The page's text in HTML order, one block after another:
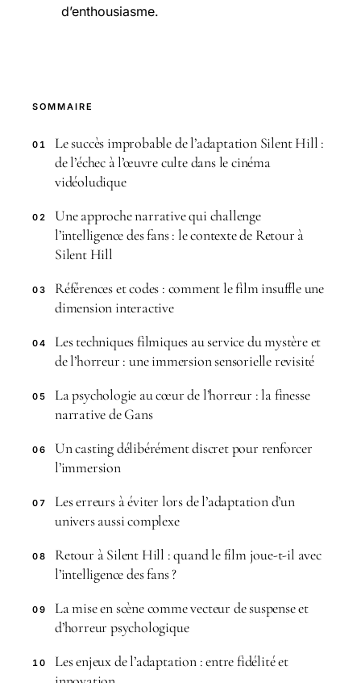
d’enthousiasme.
SOMMAIRE
01
Le succès improbable de l’adaptation Silent Hill :
de l’échec à l’œuvre culte dans le cinéma
vidéoludique
02
Une approche narrative qui challenge
l’intelligence des fans : le contexte de Retour à
Silent Hill
03
Références et codes : comment le film insuffle une
dimension interactive
04
Les techniques filmiques au service du mystère et
de l’horreur : une immersion sensorielle revisité
05
La psychologie au cœur de l’horreur : la finesse
narrative de Gans
06
Un casting délibérément discret pour renforcer
l’immersion
07
Les erreurs à éviter lors de l’adaptation d’un
univers aussi complexe
08
Retour à Silent Hill : quand le film joue-t-il avec
l’intelligence des fans ?
09
La mise en scène comme vecteur de suspense et
d’horreur psychologique
10
Les enjeux de l’adaptation : entre fidélité et